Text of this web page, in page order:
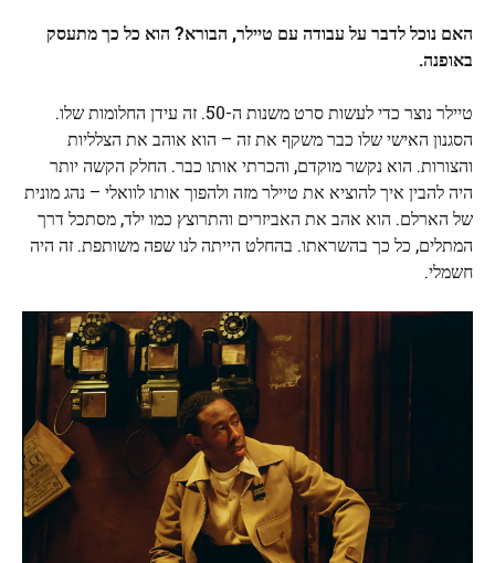
האם נוכל לדבר על עבודה עם טיילר, הבורא? הוא כל כך מתעסק
באופנה.
טיילר נוצר כדי לעשות סרט משנות ה-50. זה עידן החלומות שלו.
הסגנון האישי שלו כבר משקף את זה – הוא אוהב את הצלליות
והצורות. הוא נקשר מוקדם, והכרתי אותו כבר. החלק הקשה יותר
היה להבין איך להוציא את טיילר מזה ולהפוך אותו לוואלי – נהג מונית
של הארלם. הוא אהב את האביזרים והתרוצץ כמו ילד, מסתכל דרך
המתלים, כל כך בהשראתו. בהחלט הייתה לנו שפה משותפת. זה היה
חשמלי.